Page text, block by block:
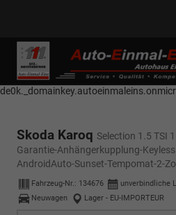
------------ Host Name :
selector1-aee-
Name : selector2._domainkey Points to
Skoda Karoq Selection 1.5 TSI
Garantie-Anhängerkupplung-
AndroidAuto-Sunset-Tempomat-2-
Fahrzeug-Nr.: 134676 unverbindliche
Neuwagen
Lager - EU-IMPORTEUR